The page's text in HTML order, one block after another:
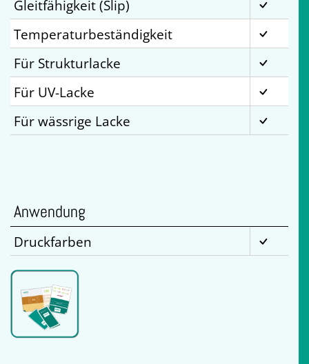
Gleitfähigkeit (Slip)
Temperaturbeständigkeit
Für Strukturlacke
Für UV-Lacke
Für wässrige Lacke
Anwendung
Druckfarben